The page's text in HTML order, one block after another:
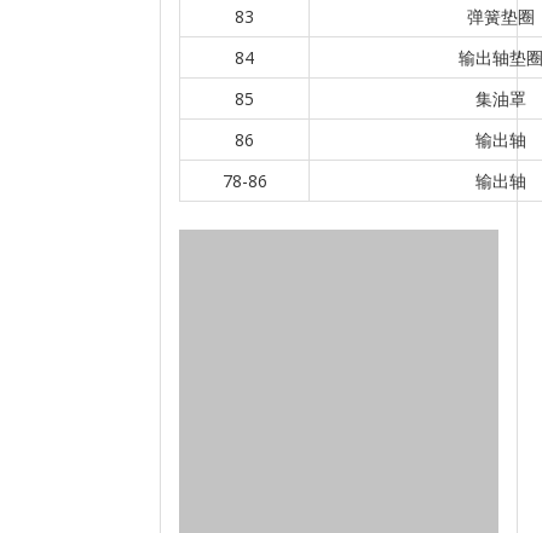
83
弹簧垫圈
84
输出轴垫圈
85
集油罩
86
输出轴
78-86
输出轴